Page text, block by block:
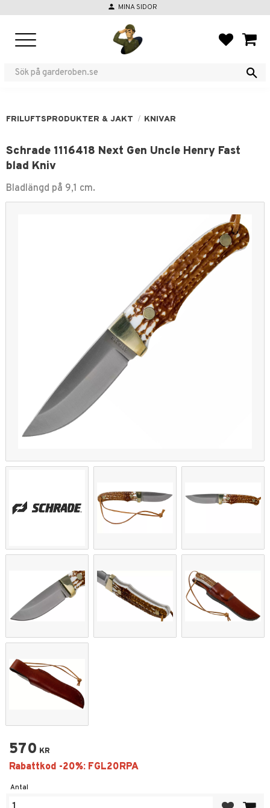
person MINA SIDOR
FRILUFTSPRODUKTER & JAKT KNIVAR
Schrade 1116418 Next Gen Uncle Henry Fast
blad Kniv
Bladlängd på 9,1 cm.
570 KR
Antal